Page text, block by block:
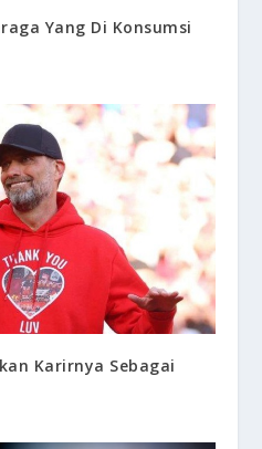
Yang Di Konsumsi
Karirnya Sebagai